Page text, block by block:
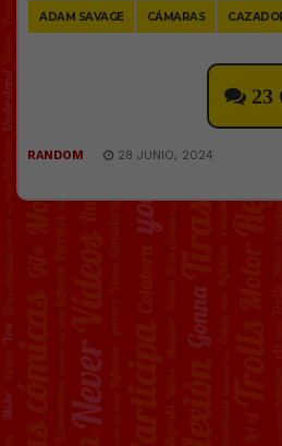
ADAM SAVAGE CÁMARAS
23
RANDOM 28 JUNIO, 2024